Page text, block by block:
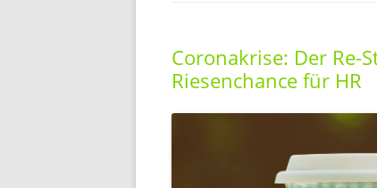
Coronakrise: Der Re-
Riesenchance für HR